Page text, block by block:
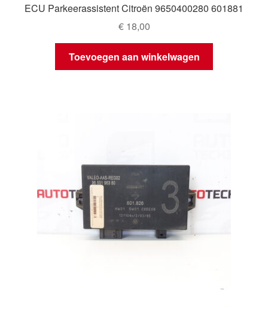
ECU Parkeerassistent Citroën 9650400280 601881
€18,00
Toevoegen aan winkelwagen